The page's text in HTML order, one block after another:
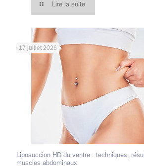
Lire la suite
17 juillet 2026
Liposuccion HD du ventre : techniques,
muscles abdominaux